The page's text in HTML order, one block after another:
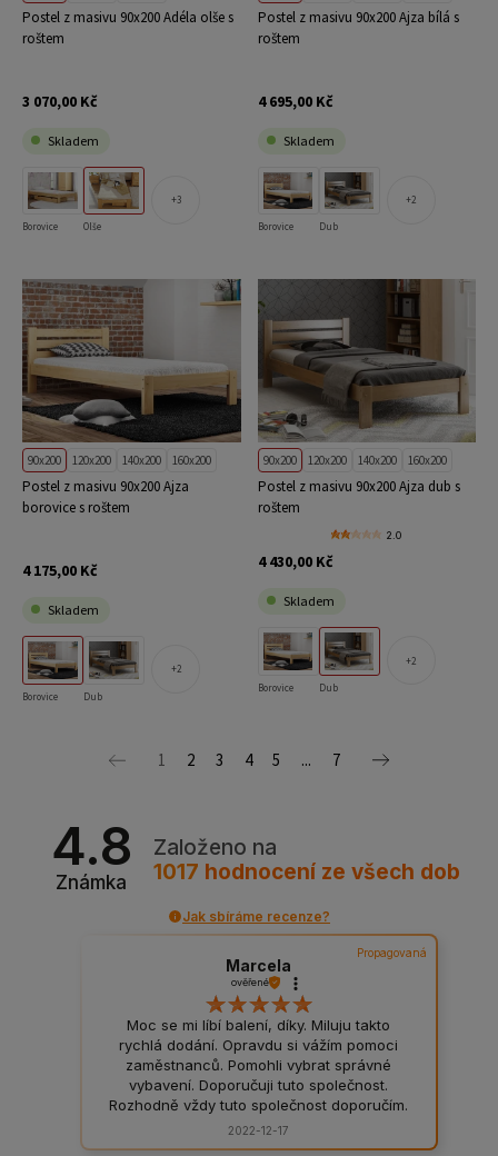
Postel z masivu 90x200 Adéla olše s
roštem
3 070,00 Kč
Skladem
Borovice Olše
3
Postel z masivu 90x200 Ajza bílá s
roštem
4 695,00 Kč
Skladem
Borovice Dub
2
90x200 120x200 140x200 160x200
Postel z masivu 90x200 Ajza
borovice s roštem
4 175,00 Kč
Skladem
Borovice Dub
2
90x200 120x200 140x200 160x200
Postel z masivu 90x200 Ajza dub s
roštem
2.0
4 430,00 Kč
Skladem
Borovice Dub
2
1 2 3 4 5 ... 7
4.8
Známka
Založeno na
1017 hodnocení ze všech dob
Jak sbíráme recenze?
Propagovaná
Marcela
ověřené
Moc se mi líbí balení, díky. Miluju takto
rychlá dodání. Opravdu si vážím pomoci
zaměstnanců. Pomohli vybrat správné
vybavení. Doporučuji tuto společnost.
Rozhodně vždy tuto společnost doporučím.
Pevná a bezpečná balení, rozhodně
doporučuji. Balíček mi byl doručen bez
2022-12-17